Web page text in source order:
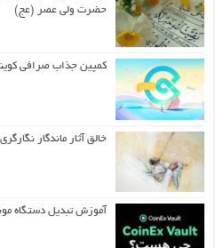
حضرت ولی عصر (عج)
کمپین جذاب صرافی
خالق آثار ماندگار
آموزش تبدیل دستگاه